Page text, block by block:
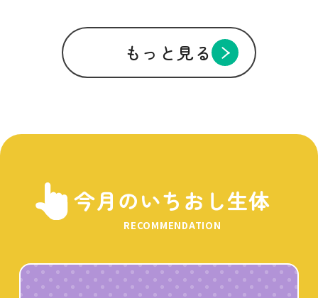
もっと見る
今月のいちおし生体
RECOMMENDATION